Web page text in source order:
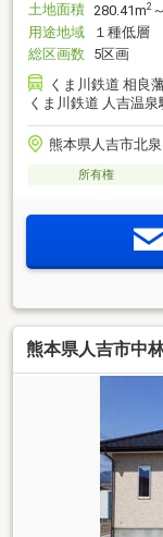
土地面積 280.41m2
用途地域
１種低層
総区画数 5区画
くま川鉄道 相良
くま川鉄道 人吉温泉
熊本県人吉市北
所有権
熊本県人吉市中